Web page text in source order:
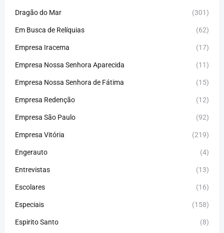
Dragão do Mar (301)
Em Busca de Relíquias (62)
Empresa Iracema (17)
Empresa Nossa Senhora Aparecida (11)
Empresa Nossa Senhora de Fátima (15)
Empresa Redenção (12)
Empresa São Paulo (92)
Empresa Vitória (219)
Engerauto (4)
Entrevistas (13)
Escolares (16)
Especiais (158)
Espirito Santo (8)